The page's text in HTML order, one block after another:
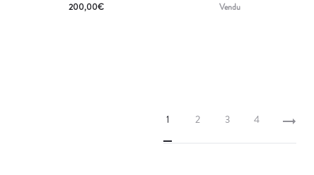
200,00€ Vendu
1 2 3 4